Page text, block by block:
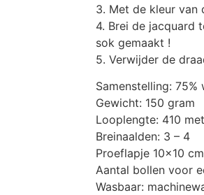
3. Met de kleur van
4. Brei de jacquard
sok gemaakt !
5. Verwijder de
Samenstelling:
Gewicht: 150 gram
Looplengte: 410
Breinaalden: 3 – 4
Proeflapje 10×10
Aantal bollen voor
Wasbaar: